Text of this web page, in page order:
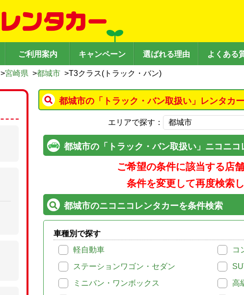
ご利用案内 キャンペーン 選ばれる理由 よくある
>宮崎県 >都城市 >T3クラス(トラック・バン)
都城市の「トラック・バン取扱い」レンタカ
エリアで探す：
都城市の「トラック・バン取扱い」ニコニ
ご希望の条件に該当する店
条件を変更して再度検索
都城市のニコニコレンタカーを条件検索
車種別で探す
軽自動車
コ
ステーションワゴン・セダン
ミニバン・ワンボックス
高